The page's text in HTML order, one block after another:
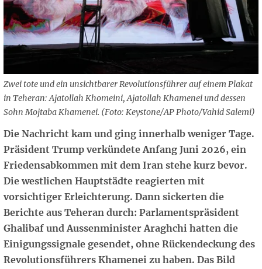
Zwei tote und ein unsichtbarer Revolutionsführer auf einem Plakat
in Teheran: Ajatollah Khomeini, Ajatollah Khamenei und dessen
Sohn Mojtaba Khamenei. (Foto: Keystone/AP Photo/Vahid Salemi)
Die Nachricht kam und ging innerhalb weniger Tage.
Präsident Trump verkündete Anfang Juni 2026, ein
Friedensabkommen mit dem Iran stehe kurz bevor.
Die westlichen Hauptstädte reagierten mit
vorsichtiger Erleichterung. Dann sickerten die
Berichte aus Teheran durch: Parlamentspräsident
Ghalibaf und Aussenminister Araghchi hatten die
Einigungssignale gesendet, ohne Rückendeckung des
Revolutionsführers Khamenei zu haben. Das Bild